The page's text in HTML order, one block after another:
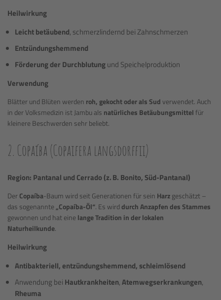
Heilwirkung
Leicht betäubend, schmerzlindernd bei Zahnschmerzen
Entzündungshemmend
Förderung der Durchblutungund Speichelproduktion
Verwendung
Blätter und Blüten werden roh, gekocht oder als Sudverwendet. Auch
in der Volksmedizin ist Jambu als natürliches Betäubungsmittelfür
kleinere Beschwerden sehr beliebt.
2. Copaíba (Copaifera langsdorffii)
Region: Pantanal und Cerrado (z. B. Bonito, Süd-Pantanal)
DerCopaíba-Baum wird seit Generationen für sein Harzgeschätzt –
das sogenannte „Copaíba-Öl“. Es wirddurch Anzapfen des Stammes
gewonnen und hat eine lange Tradition in der lokalen
Naturheilkunde.
Heilwirkung
Antibakteriell, entzündungshemmend, schleimlösend
Anwendung bei Hautkrankheiten,Atemwegserkrankungen,
Rheuma